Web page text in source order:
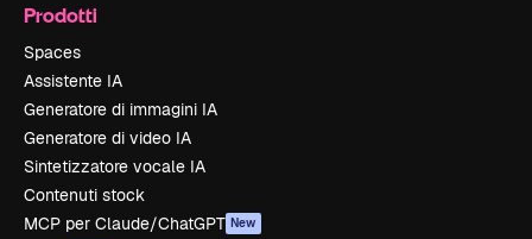
Prodotti
Spaces
Assistente IA
Generatore di immagini IA
Generatore di video IA
Sintetizzatore vocale IA
Contenuti stock
MCP per Claude/ChatGPT New